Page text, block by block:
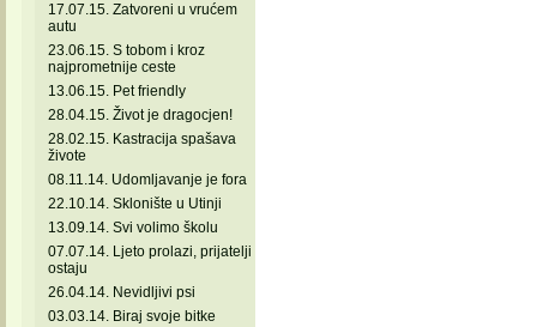
17.07.15. Zatvoreni u vrućem
autu
23.06.15. S tobom i kroz
najprometnije ceste
13.06.15. Pet friendly
28.04.15. Život je dragocjen!
28.02.15. Kastracija spašava
živote
08.11.14. Udomljavanje je fora
22.10.14. Sklonište u Utinji
13.09.14. Svi volimo školu
07.07.14. Ljeto prolazi, prijatelji
ostaju
26.04.14. Nevidljivi psi
03.03.14. Biraj svoje bitke